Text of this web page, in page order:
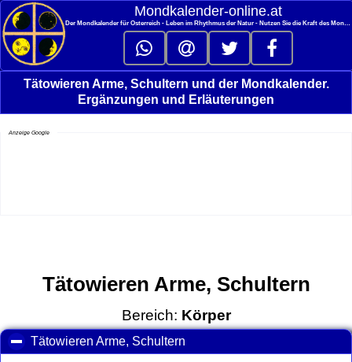
< Mondkalender‑online.at
Der Mondkalender für Österreich - Leben im Rhythmus der Natur - Nutzen Sie die Kraft des Mondes
Tätowieren Arme, Schultern und der Mondkalender.
Ergänzungen und Erläuterungen
Anzeige Google
Tätowieren Arme, Schultern
Bereich: Körper
Tätowieren Arme, Schultern